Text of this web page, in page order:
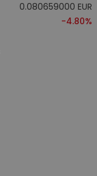
0.080659000 EUR
-4.80%